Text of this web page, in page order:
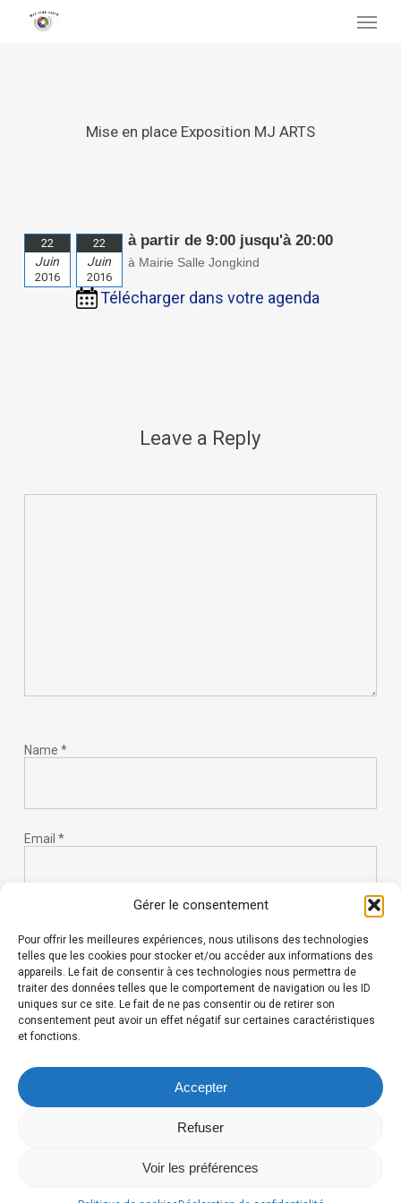
Gérer le consentement
Pour offrir les meilleures expériences, nous utilisons des technologies
telles que les cookies pour stocker et/ou accéder aux informations des
appareils. Le fait de consentir à ces technologies nous permettra de
traiter des données telles que le comportement de navigation ou les ID
uniques sur ce site. Le fait de ne pas consentir ou de retirer son
consentement peut avoir un effet négatif sur certaines caractéristiques
et fonctions.
Accepter
Refuser
Voir les préférences
Mise en place Exposition MJ ARTS
22
Juin
2016
22
Juin
2016
à partir de 9:00 jusqu'à 20:00
à Mairie Salle Jongkind
Télécharger dans votre agenda
Leave a Reply
Name *
Email *
Save my name, email, and website in this browser for the